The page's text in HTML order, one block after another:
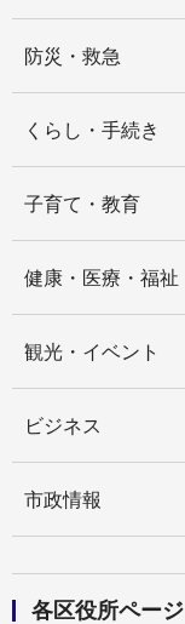
防災・救急
くらし・手続き
子育て・教育
健康・医療・福祉
観光・イベント
ビジネス
市政情報
各区役所ページ